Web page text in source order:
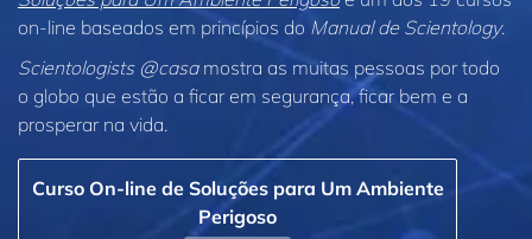
on‑line baseados em princípios do Manual de Scientology.
Scientologists @casamostra as muitas pessoas por todo
o globo que estão a ficar em segurança, ficar bem e a
prosperar na vida.
Curso On‑line de Soluções para Um Ambiente
Perigoso